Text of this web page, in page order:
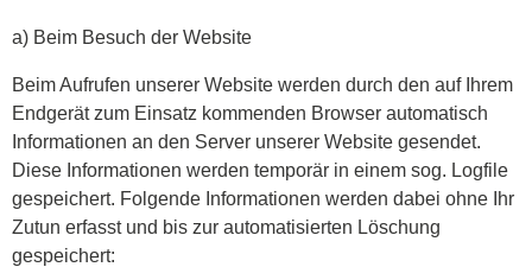
a) Beim Besuch der Website
Beim Aufrufen unserer Website werden durch den auf Ihrem
Endgerät zum Einsatz kommenden Browser automatisch
Informationen an den Server unserer Website gesendet.
Diese Informationen werden temporär in einem sog. Logfile
gespeichert. Folgende Informationen werden dabei ohne Ihr
Zutun erfasst und bis zur automatisierten Löschung
gespeichert: